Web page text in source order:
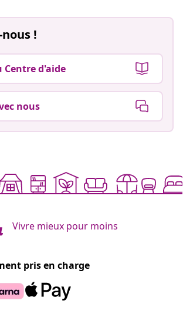
!
Centre d'aide
nous
Vivre mieux pour moins
pris en charge